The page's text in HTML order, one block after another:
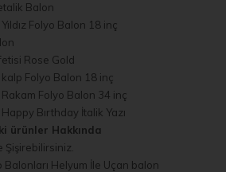
Balon
Folyo Balon 18 inç
Rose Gold
Folyo Balon 18 inç
Folyo Balon 34 inç
Bırthday İtalik Yazı
ürünler Hakkında
Şişirebilirsiniz.
Balonları Helyum İle Uçan balon